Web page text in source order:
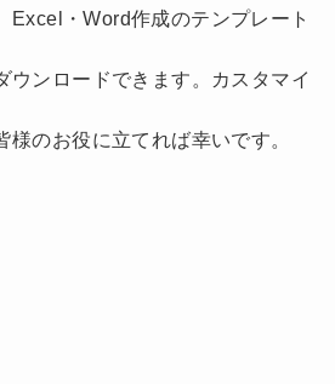
Excel・Word作成のテンプレート
ウンロードできます。カスタマイ
様のお役に立てれば幸いです。